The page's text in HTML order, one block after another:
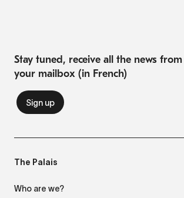
Stay tuned, receive all the news
your mailbox (in French)
The Palais
Who are we?